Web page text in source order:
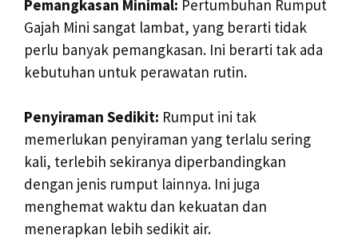
Pemangkasan Minimal: Pertumbuhan Rumput
Gajah Mini sangat lambat, yang berarti tidak
perlu banyak pemangkasan. Ini berarti tak ada
kebutuhan untuk perawatan rutin.
Penyiraman Sedikit: Rumput ini tak
memerlukan penyiraman yang terlalu sering
kali, terlebih sekiranya diperbandingkan
dengan jenis rumput lainnya. Ini juga
menghemat waktu dan kekuatan dan
menerapkan lebih sedikit air.